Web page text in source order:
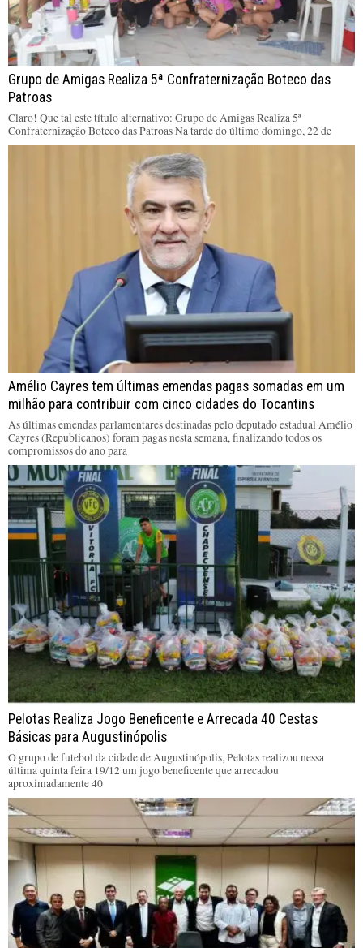
Grupo de Amigas Realiza 5ª Confraternização Boteco das
Patroas
Claro! Que tal este título alternativo: Grupo de Amigas Realiza 5ª
Confraternização Boteco das Patroas Na tarde do último domingo, 22 de
Amélio Cayres tem últimas emendas pagas somadas em um
milhão para contribuir com cinco cidades do Tocantins
As últimas emendas parlamentares destinadas pelo deputado estadual Amélio
Cayres (Republicanos) foram pagas nesta semana, finalizando todos os
compromissos do ano para
Pelotas Realiza Jogo Beneficente e Arrecada 40 Cestas
Básicas para Augustinópolis
O grupo de futebol da cidade de Augustinópolis, Pelotas realizou nessa
última quinta feira 19/12 um jogo beneficente que arrecadou
aproximadamente 40